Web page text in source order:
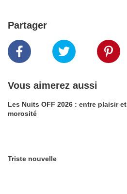
Partager
Vous aimerez aussi
Les Nuits OFF 2026 : entre plaisir et
morosité
Triste nouvelle